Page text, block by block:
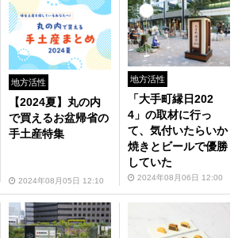
地方活性
【2024夏】丸の内
で買えるお盆帰省の
手土産特集
2024年08月05日 12:10
地方活性
「大手町縁日202
4」の取材に行っ
て、気付いたらいか
焼きとビールで優勝
していた
2024年08月06日 12:00